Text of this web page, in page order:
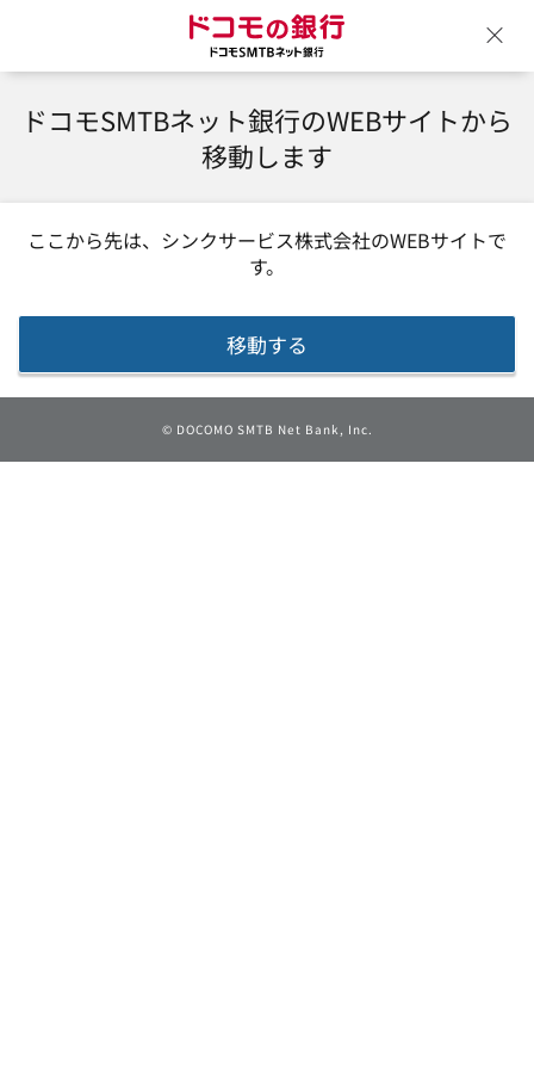
ドコモSMTBネット銀行のWEBサイトから
移動します
ここから先は、 シンクサービス株式会社のWEBサイトで
す。
移動する
© DOCOMO SMTB Net Bank, Inc.